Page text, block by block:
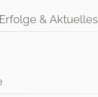
& Aktuelles